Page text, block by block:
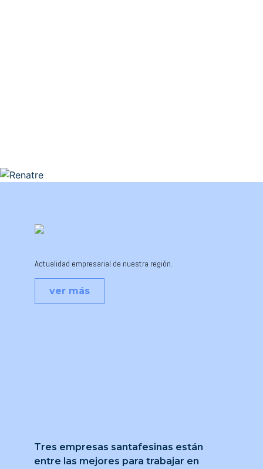
Tres empresas santafesinas están
entre las mejores para trabajar en
Actualidad empresarial de nuestra región.
ver más